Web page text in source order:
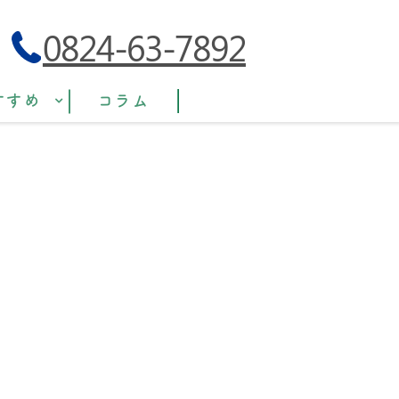
0824-63-7892
すめ コラム